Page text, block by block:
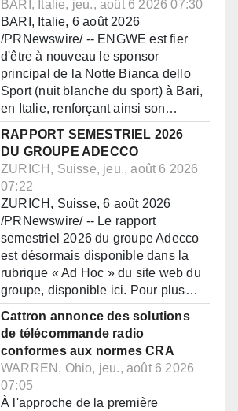
BARI, Italie, jeu., août 6 2026 07:30
BARI, Italie, 6 août 2026
/PRNewswire/ -- ENGWE est fier
d'être à nouveau le sponsor
principal de la Notte Bianca dello
Sport (nuit blanche du sport) à Bari,
en Italie, renforçant ainsi son…
RAPPORT SEMESTRIEL 2026
DU GROUPE ADECCO
ZURICH, Suisse, jeu., août 6 2026
07:22
ZURICH, Suisse, 6 août 2026
/PRNewswire/ -- Le rapport
semestriel 2026 du groupe Adecco
est désormais disponible dans la
rubrique « Ad Hoc » du site web du
groupe, disponible ici. Pour plus…
Cattron annonce des solutions
de télécommande radio
conformes aux normes CRA
WARREN, Ohio, jeu., août 6 2026
07:05
À l'approche de la première